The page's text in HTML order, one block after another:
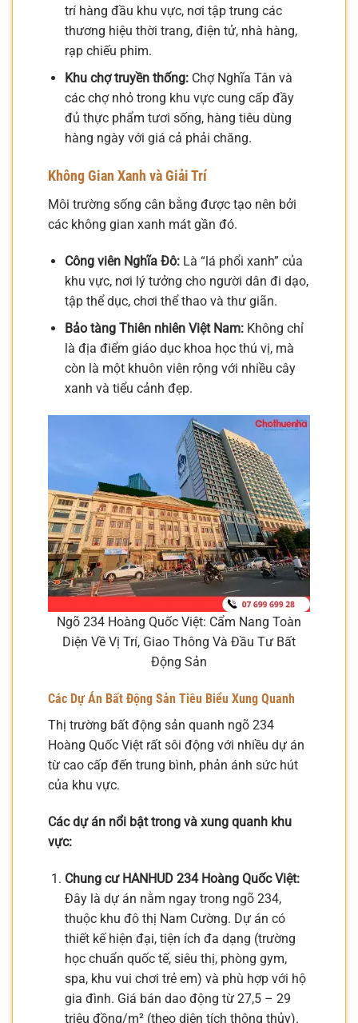
trí hàng đầu khu vực, nơi tập trung các
thương hiệu thời trang, điện tử, nhà hàng,
rạp chiếu phim.
Khu chợ truyền thống:Chợ Nghĩa Tân và
các chợ nhỏ trong khu vực cung cấp đầy
đủ thực phẩm tươi sống, hàng tiêu dùng
hàng ngày với giá cả phải chăng.
Không Gian Xanh và Giải Trí
Môi trường sống cân bằng được tạo nên bởi
các không gian xanh mát gần đó.
Công viên Nghĩa Đô:Là “lá phổi xanh” của
khu vực, nơi lý tưởng cho người dân đi dạo,
tập thể dục, chơi thể thao và thư giãn.
Bảo tàng Thiên nhiên Việt Nam:Không chỉ
là địa điểm giáo dục khoa học thú vị, mà
còn là một khuôn viên rộng với nhiều cây
xanh và tiểu cảnh đẹp.
Ngõ 234 Hoàng Quốc Việt: Cẩm Nang Toàn
Diện Về Vị Trí, Giao Thông Và Đầu Tư Bất
Động Sản
Các Dự Án Bất Động Sản Tiêu Biểu Xung Quanh
Thị trường bất động sản quanh ngõ 234
Hoàng Quốc Việt rất sôi động với nhiều dự án
từ cao cấp đến trung bình, phản ánh sức hút
của khu vực.
Các dự án nổi bật trong và xung quanh khu
vực:
Chung cư HANHUD 234 Hoàng Quốc Việt:
Đây là dự án nằm ngay trong ngõ 234,
thuộc khu đô thị Nam Cường. Dự án có
thiết kế hiện đại, tiện ích đa dạng (trường
học chuẩn quốc tế, siêu thị, phòng gym,
spa, khu vui chơi trẻ em) và phù hợp với hộ
gia đình. Giá bán dao động từ 27,5 – 29
triệu đồng/m² (theo diện tích thông thủy).